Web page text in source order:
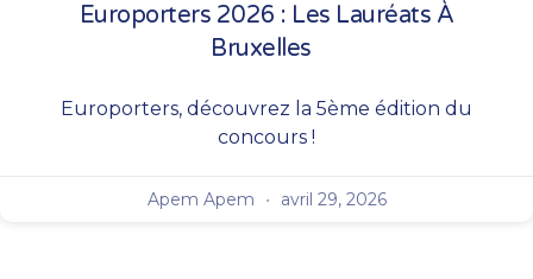
Europorters 2026 : Les Lauréats À
Bruxelles
Europorters, découvrez la 5ème édition du
concours !
Apem Apem avril 29, 2026